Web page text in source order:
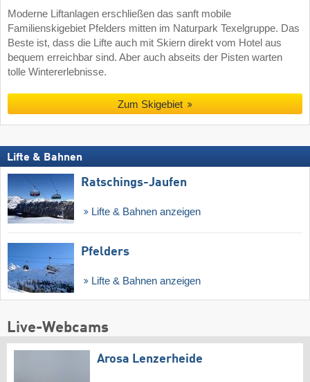
Moderne Liftanlagen erschließen das sanft mobile
Familienskigebiet Pfelders mitten im Naturpark Texelgruppe. Das
Beste ist, dass die Lifte auch mit Skiern direkt vom Hotel aus
bequem erreichbar sind. Aber auch abseits der Pisten warten
tolle Wintererlebnisse.
Zum Skigebiet
Lifte & Bahnen
Ratschings-Jaufen
Lifte & Bahnen anzeigen
Pfelders
Lifte & Bahnen anzeigen
Live-Webcams
Arosa Lenzerheide